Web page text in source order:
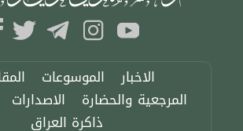
الاخبار الموسوعات
المرجعية والحضارة
الاصدارات
ذاكرة العراق